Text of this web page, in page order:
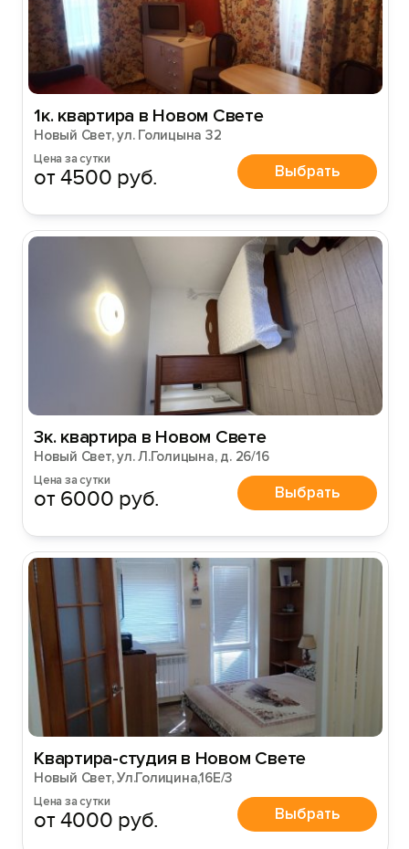
1к. квартира в Новом Свете
Новый Свет, ул. Голицына 32
Цена за сутки
от 4500 руб. Выбрать
3к. квартира в Новом Свете
Новый Свет, ул. Л.Голицына, д. 26/16
Цена за сутки
от 6000 руб. Выбрать
Квартира-студия в Новом Свете
Новый Свет, Ул.Голицина,16Е/3
Цена за сутки
от 4000 руб. Выбрать